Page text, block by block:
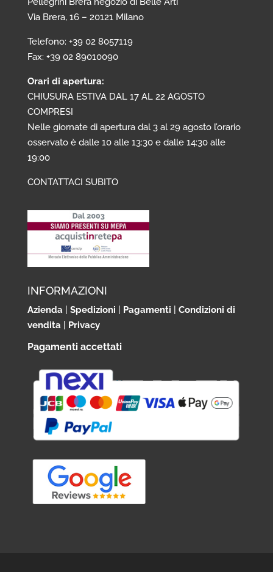
Via Brera, 16 – 20121 Milano
Telefono: +39 02 8057119
Fax: +39 02 89010090
Orari di apertura:
CHIUSURA ESTIVA DAL 17 AL 22 AGOSTO
COMPRESI
Nelle giornate di apertura dal 3 al 29 agosto l’orario
osservato è dalle 10 alle 13:30 e dalle 14:30 alle
19:00
CONTATTACI SUBITO
INFORMAZIONI
Azienda| Spedizioni Pagamenti
Condizioni di
vendita| Privacy
Pagamenti accettati